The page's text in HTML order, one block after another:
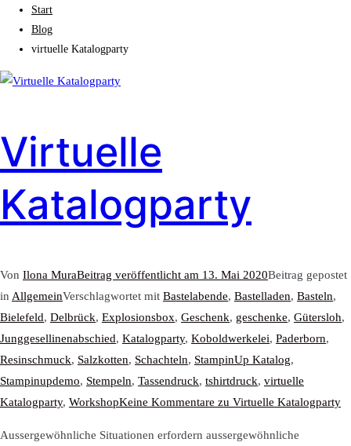
Start
Blog
virtuelle Katalogparty
Virtuelle
Katalogparty
Von Ilona MuraBeitrag veröffentlicht am 13. Mai 2020Beitrag gepostet
in AllgemeinVerschlagwortet mit Bastelabende, Bastelladen, Basteln,
Bielefeld, Delbrück, Explosionsbox, Geschenk, geschenke, Gütersloh,
Junggesellinenabschied, Katalogparty, Koboldwerkelei, Paderborn,
Resinschmuck, Salzkotten, Schachteln, StampinUp Katalog,
Stampinupdemo, Stempeln, Tassendruck, tshirtdruck, virtuelle
Katalogparty, WorkshopKeine Kommentare zu Virtuelle Katalogparty
Aussergewöhnliche Situationen erfordern aussergewöhnliche